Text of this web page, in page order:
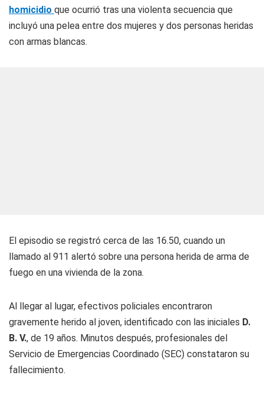
homicidio que ocurrió tras una violenta secuencia que
incluyó una pelea entre dos mujeres y dos personas heridas
con armas blancas.
El episodio se registró cerca de las 16.50, cuando un
llamado al 911 alertó sobre una persona herida de arma de
fuego en una vivienda de la zona.
Al llegar al lugar, efectivos policiales encontraron
gravemente herido al joven, identificado con las iniciales D.
B. V., de 19 años. Minutos después, profesionales del
Servicio de Emergencias Coordinado (SEC) constataron su
fallecimiento.